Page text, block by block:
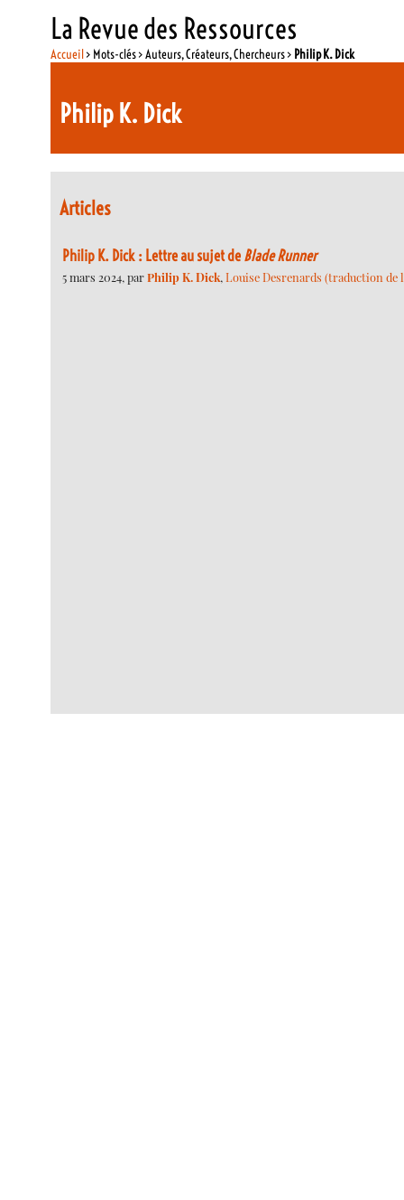
La Revue des Ressources
Accueil> Mots-clés > Auteurs, Créateurs, Chercheurs > Philip K. Dick
Philip K. Dick
Articles
Philip K. Dick : Lettre au sujet de Blade Runner
5 mars 2024, parPhilip K. Dick,Louise Desrenards (traduction de